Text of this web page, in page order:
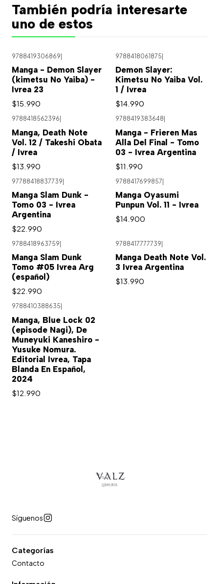
También podría interesarte
uno de estos
9788419306869
Manga - Demon Slayer
(kimetsu No Yaiba) -
Ivrea 23
$15.990
9788418061875
Demon Slayer:
Kimetsu No Yaiba Vol.
1 / Ivrea
$14.990
9788418562396
Manga, Death Note
Vol. 12 / Takeshi Obata
/ Ivrea
$13.990
9788419383648
Manga - Frieren Mas
Alla Del Final - Tomo
03 - Ivrea Argentina
$11.990
97788418837739|
Manga Slam Dunk -
Tomo 03 - Ivrea
Argentina
$22.990
9788417699857|
Manga Oyasumi
Punpun Vol. 11 - Ivrea
$14.900
9788418963759
Manga Slam Dunk
Tomo #05 Ivrea Arg
(español)
$22.990
9788417777739
Manga Death Note Vol.
3 Ivrea Argentina
$13.990
9788410388635
Manga, Blue Lock 02
(episode Nagi), De
Muneyuki Kaneshiro -
Yusuke Nomura.
Editorial Ivrea, Tapa
Blanda En Español,
2024
$12.990
Síguenos
Categorías
Contacto